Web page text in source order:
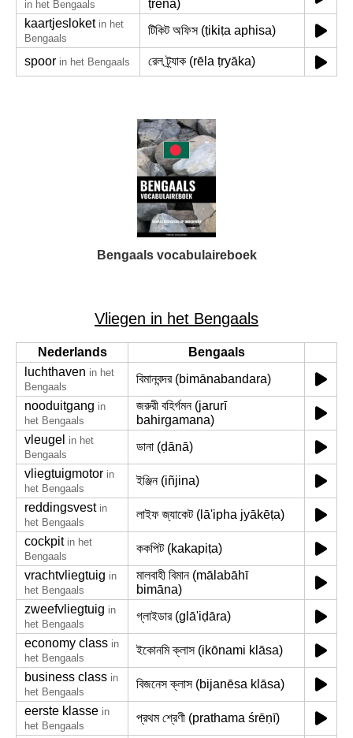
in het Bengaals
ṭrēna)
kaartjesloket in het
Bengaals
টিকিট অফিস (ṭikiṭa aphisa)
spoor in het Bengaals রেল ট্র্যাক (rēla ṭryāka)
Bengaals vocabulaireboek
Vliegen in het Bengaals
Nederlands
Bengaals
luchthaven in het
Bengaals
বিমানবন্দর (bimānabandara)
nooduitgang in
het Bengaals
জরুরী বহির্গমন (jarurī
bahirgamana)
vleugel in het
Bengaals
ডানা (ḍānā)
vliegtuigmotor in
het Bengaals
ইঞ্জিন (iñjina)
reddingsvest in
het Bengaals
লাইফ জ্যাকেট (lā'ipha jyākēṭa)
cockpit in het
Bengaals
ককপিট (kakapiṭa)
vrachtvliegtuig in
het Bengaals
মালবাহী বিমান (mālabāhī
bimāna)
zweefvliegtuig in
het Bengaals
গ্লাইডার (glā'iḍāra)
economy class in
het Bengaals
ইকোনমি ক্লাস (ikōnami klāsa)
business class in
het Bengaals
বিজনেস ক্লাস (bijanēsa klāsa)
eerste klasse in
het Bengaals
প্রথম শ্রেণী (prathama śrēṇī)